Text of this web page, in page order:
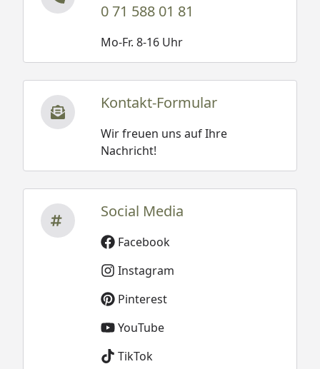
0 71 588 01 81
Mo-Fr. 8-16 Uhr
Kontakt-Formular
Wir freuen uns auf Ihre
Nachricht!
Social Media
Facebook
Instagram
Pinterest
YouTube
TikTok